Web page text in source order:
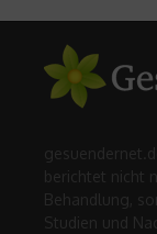
berichtet nicht
Behandlung,
Studien und